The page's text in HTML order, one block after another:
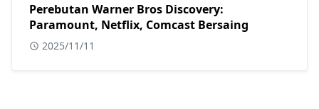
Perebutan Warner Bros Discovery:
Paramount, Netflix, Comcast Bersaing
2025/11/11